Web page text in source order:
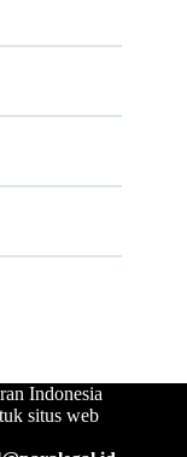
Indonesia
situs web